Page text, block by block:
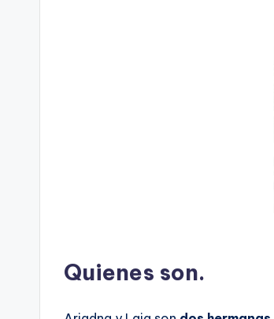
Quienes son.